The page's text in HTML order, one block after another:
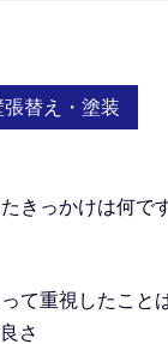
替え・塗装
きっかけは何で
て重視したこと
さ